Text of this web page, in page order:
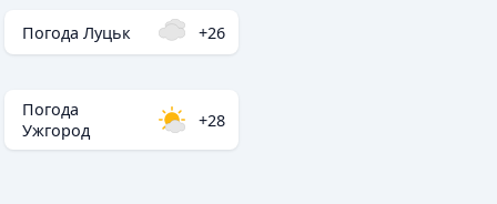
Погода Луцьк +26
Погода
Ужгород
+28